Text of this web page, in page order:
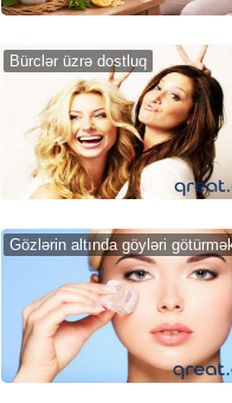
Bürclər üzrə dostluq
Gözlərin altında göyləri